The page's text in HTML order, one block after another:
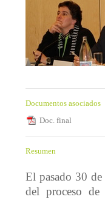
Documentos asociados
Doc. final
Resumen
El pasado 30
del proceso de